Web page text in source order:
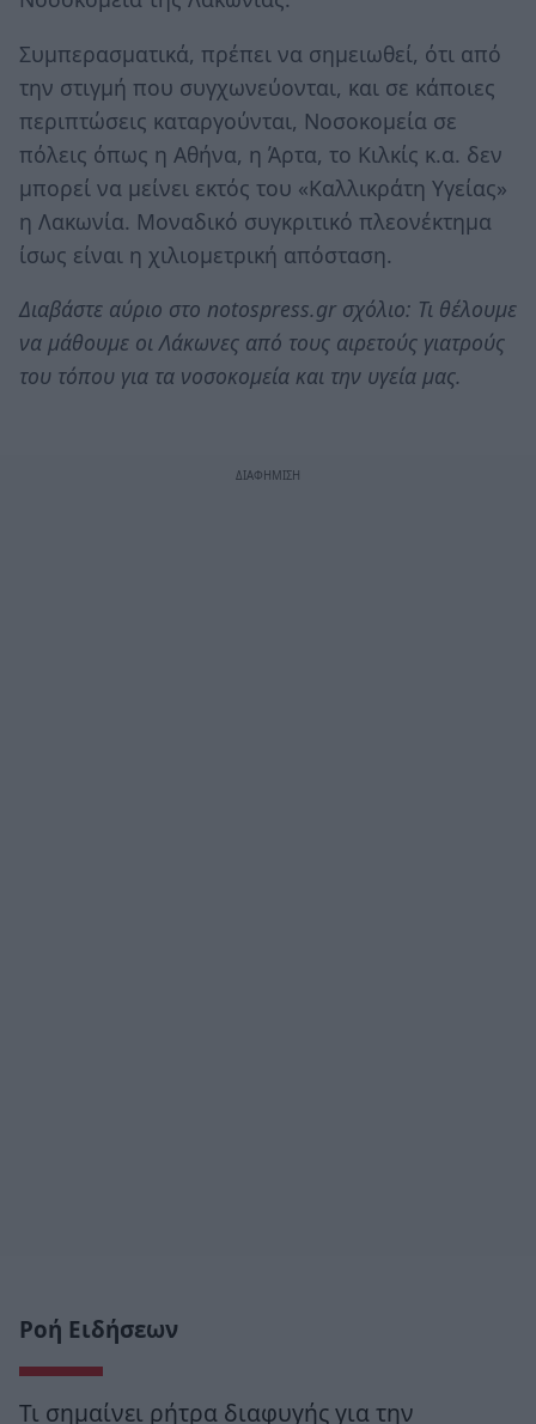
Συμπερασματικά, πρέπει να σημειωθεί, ότι από
την στιγμή που συγχωνεύονται, και σε κάποιες
περιπτώσεις καταργούνται, Νοσοκομεία σε
πόλεις όπως η Αθήνα, η Άρτα, το Κιλκίς κ.α. δεν
μπορεί να μείνει εκτός του «Καλλικράτη Υγείας»
η Λακωνία. Μοναδικό συγκριτικό πλεονέκτημα
ίσως είναι η χιλιομετρική απόσταση.
Διαβάστε αύριο στο notospress.gr σχόλιο: Τι θέλουμε
να μάθουμε οι Λάκωνες από τους αιρετούς γιατρούς
του τόπου για τα νοσοκομεία και την υγεία μας.
Ροή Ειδήσεων
Τι σημαίνει ρήτρα διαφυγής για την